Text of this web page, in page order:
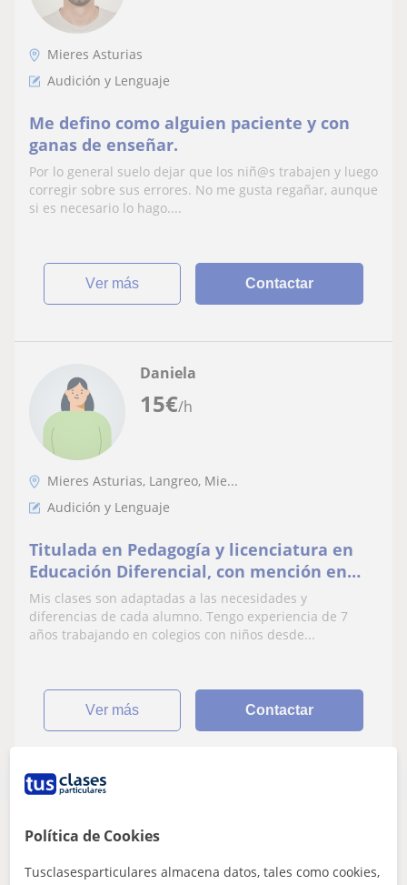
Mieres Asturias
Audición y Lenguaje
Me defino como alguien paciente y con
ganas de enseñar.
Por lo general suelo dejar que los niñ@s trabajen y luego
corregir sobre sus errores. No me gusta regañar, aunque
si es necesario lo hago....
ver más Contactar
15€/h
Daniela
Mieres Asturias, Langreo, Mie...
Audición y Lenguaje
Titulada en Pedagogía y licenciatura en
Educación Diferencial, con mención en
dificultades de aprendizaje y de audición
y lenguaje
Mis clases son adaptadas a las necesidades y
diferencias de cada alumno. Tengo experiencia de 7
años trabajando en colegios con niños desde...
ver más Contactar
Parece que tu búsqueda es bastante especifica
Política de Cookies
Tusclasesparticulares almacena datos, tales como cookies,